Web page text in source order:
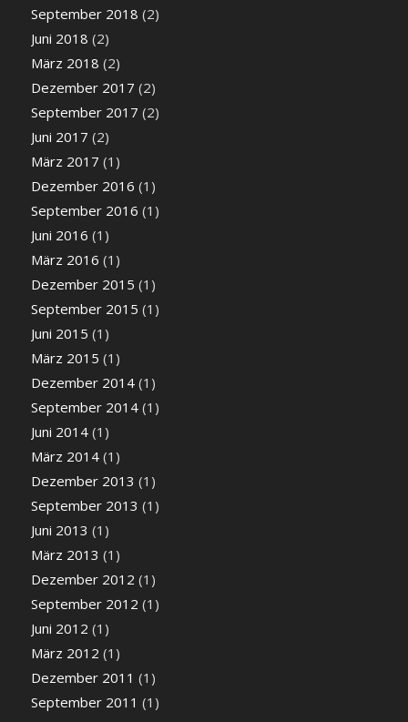
September 2018 (2)
Juni 2018 (2)
März 2018 (2)
Dezember 2017 (2)
September 2017 (2)
Juni 2017 (2)
März 2017 (1)
Dezember 2016 (1)
September 2016 (1)
Juni 2016 (1)
März 2016 (1)
Dezember 2015 (1)
September 2015 (1)
Juni 2015 (1)
März 2015 (1)
Dezember 2014(1)
September 2014(1)
Juni 2014(1)
März 2014(1)
Dezember 2013 (1)
September 2013 (1)
Juni 2013 (1)
März 2013 (1)
Dezember 2012 (1)
September 2012 (1)
Juni 2012 (1)
März 2012 (1)
Dezember 2011 (1)
September 2011 (1)